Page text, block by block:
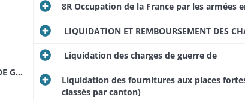
1815
8R Occupation de la France par les armées
LIQUIDATION ET REMBOURSEMENT DES
Liquidation des charges de guerre de
Liquidation des fournitures aux places
classés par canton)